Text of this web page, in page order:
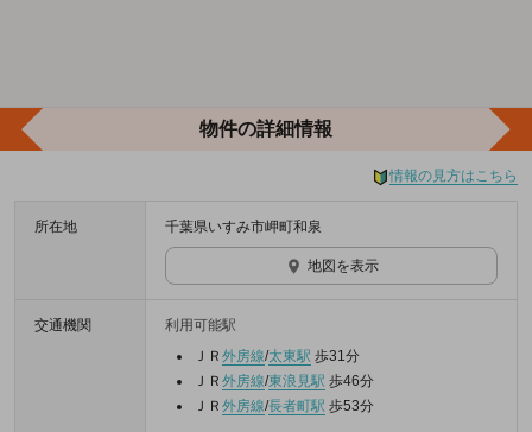
物件の詳細情報
情報の見方はこちら
所在地 千葉県いすみ市岬町和泉
地図を表示
交通機関
利用可能駅
ＪＲ 外房線/太東駅 歩31分
ＪＲ 外房線/東浪見駅 歩46分
ＪＲ 外房線/長者町駅 歩53分